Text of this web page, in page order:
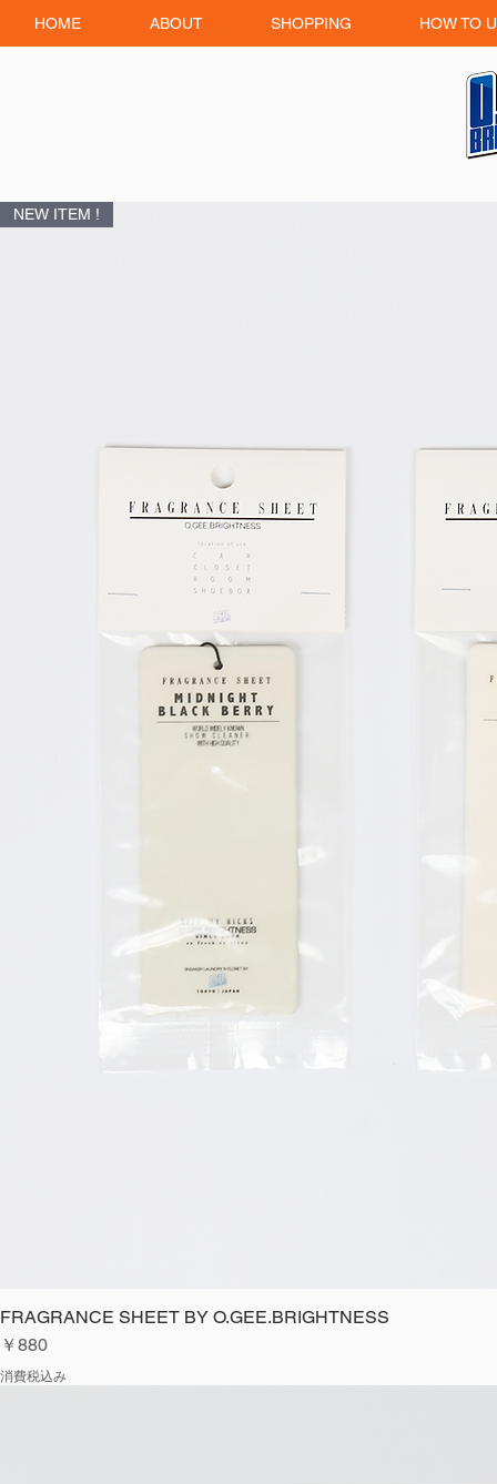
HOME ABOUT SHOPPING HOW TO
NEW ITEM !
FRAGRANCE SHEET BY O.GEE.BRIGHTNESS
価格
￥880
消費税込み